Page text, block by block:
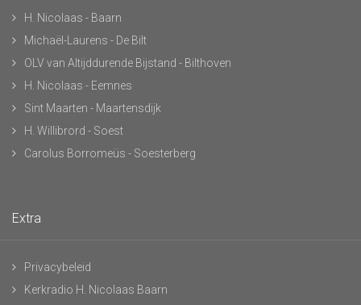
H. Nicolaas - Baarn
Michaël-Laurens - De Bilt
OLV van Altijddurende Bijstand - Bilthoven
H. Nicolaas - Eemnes
Sint Maarten - Maartensdijk
H. Willibrord - Soest
Carolus Borromeüs - Soesterberg
Extra
Privacybeleid
Kerkradio H. Nicolaas Baarn